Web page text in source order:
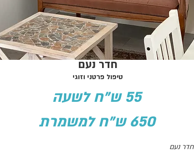
חדר נעם
טיפול פרטני וזוגי
55 ש"ח לשעה
650 ש"ח למשמרת
חדר נעם